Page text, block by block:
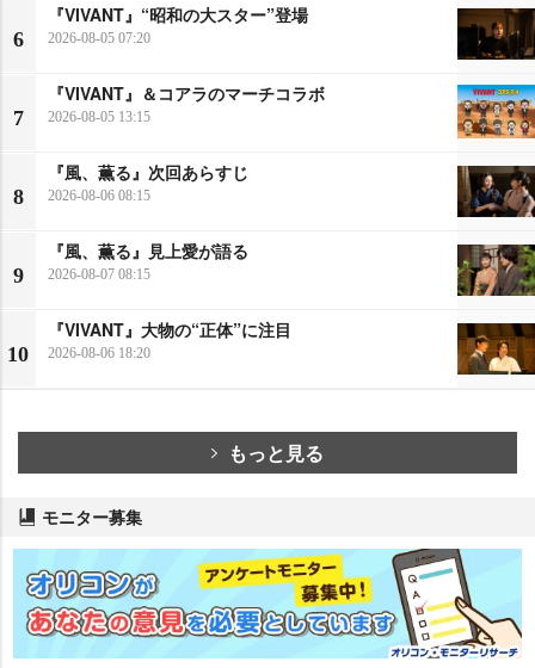
6
『VIVANT』“昭和の大スター”登場
2026-08-05 07:20
7
『VIVANT』＆コアラのマーチコラボ
2026-08-05 13:15
8
『風、薫る』次回あらすじ
2026-08-06 08:15
9
『風、薫る』見上愛が語る
2026-08-07 08:15
10
『VIVANT』大物の“正体”に注目
2026-08-06 18:20
もっと見る
モニター募集